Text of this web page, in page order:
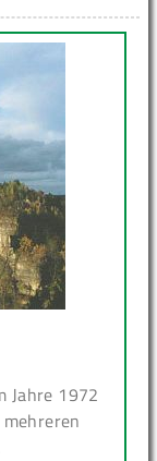
Jahre 1972